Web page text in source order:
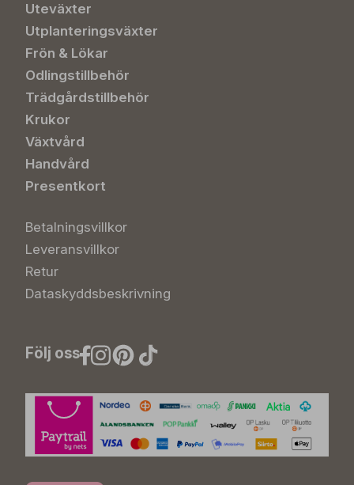
Uteväxter
Utplanteringsväxter
Frön & Lökar
Odlingstillbehör
Trädgårdstillbehör
Krukor
Växtvård
Handvård
Presentkort
Betalningsvillkor
Leveransvillkor
Retur
Dataskyddsbeskrivning
Följ oss